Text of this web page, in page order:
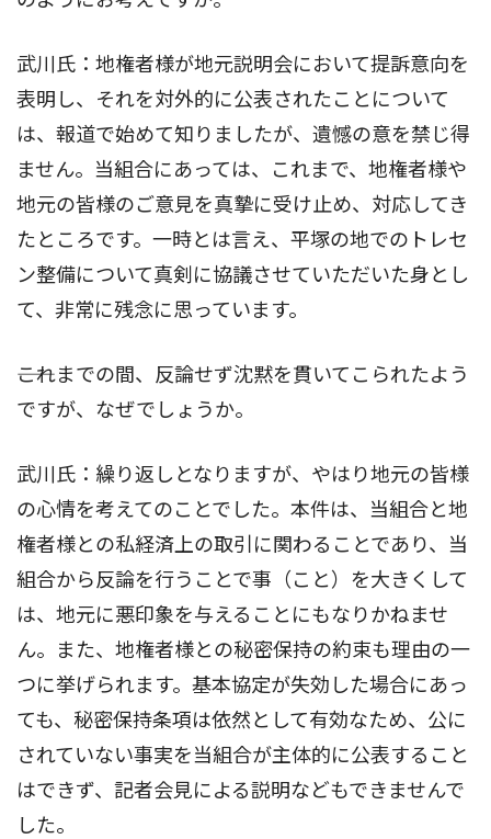
武川氏：地権者様が地元説明会において提訴意向を
表明し、それを対外的に公表されたことについて
は、報道で始めて知りましたが、遺憾の意を禁じ得
ません。当組合にあっては、これまで、地権者様や
地元の皆様のご意見を真摯に受け止め、対応してき
たところです。一時とは言え、平塚の地でのトレセ
ン整備について真剣に協議させていただいた身とし
て、非常に残念に思っています。
――これまでの間、反論せず沈黙を貫いてこられたよう
ですが、なぜでしょうか。
武川氏：繰り返しとなりますが、やはり地元の皆様
の心情を考えてのことでした。本件は、当組合と地
権者様との私経済上の取引に関わることであり、当
組合から反論を行うことで事（こと）を大きくして
は、地元に悪印象を与えることにもなりかねませ
ん。また、地権者様との秘密保持の約束も理由の一
つに挙げられます。基本協定が失効した場合にあっ
ても、秘密保持条項は依然として有効なため、公に
されていない事実を当組合が主体的に公表すること
はできず、記者会見による説明などもできませんで
した。